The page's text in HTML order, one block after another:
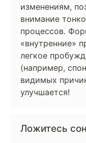
изменениям,
внимание
процессов.
«внутренние»
легкое
(например,
видимых
улучшается!
Ложитесь